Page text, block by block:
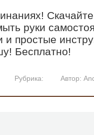
руки
и простые
Бесплатно!
Рубрика: Автор: